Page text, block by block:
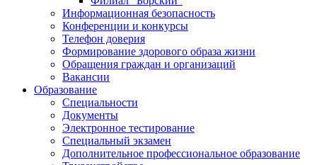
Информационная безопасность
Конференции и конкурсы
Телефон доверия
Формирование здорового образа жизни
Обращения граждан и организаций
Вакансии
Образование
Специальности
Документы
Электронное тестирование
Специальный экзамен
Дополнительное профессиональное образование